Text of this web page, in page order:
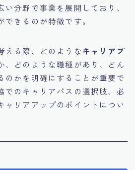
分野で事業を展開しており、
きるのが特徴です。
える際、どのようなキャリアプ
、どのような職種があり、どん
のかを明確にすることが重要で
でのキャリアパスの選択肢、必
ャリアアップのポイントについ